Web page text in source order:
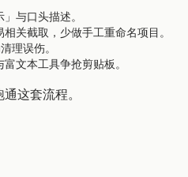
与口头描述。
关截取，少做手工重命名项目。
理误伤。
文本工具争抢剪贴板。
这套流程。